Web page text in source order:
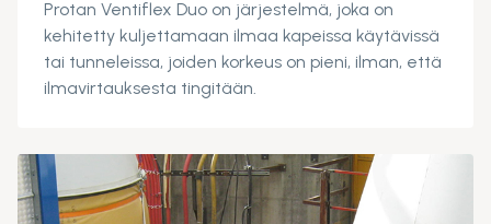
Protan Ventiflex Duo on järjestelmä, joka on
kehitetty kuljettamaan ilmaa kapeissa käytävissä
tai tunneleissa, joiden korkeus on pieni, ilman, että
ilmavirtauksesta tingitään.